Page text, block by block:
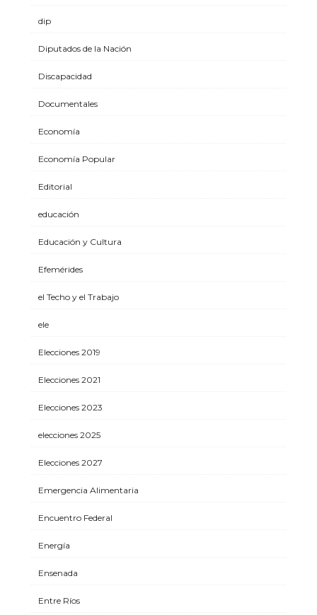
dip
Diputados de la Nación
Discapacidad
Documentales
Economía
Economía Popular
Editorial
educación
Educación y Cultura
Efemérides
el Techo y el Trabajo
ele
Elecciones 2019
Elecciones 2021
Elecciones 2023
elecciones 2025
Elecciones 2027
Emergencia Alimentaria
Encuentro Federal
Energía
Ensenada
Entre Ríos